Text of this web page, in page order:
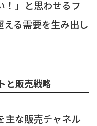
！」と思わせるフ
える需要を生み出し
と販売戦略
主な販売チャネル